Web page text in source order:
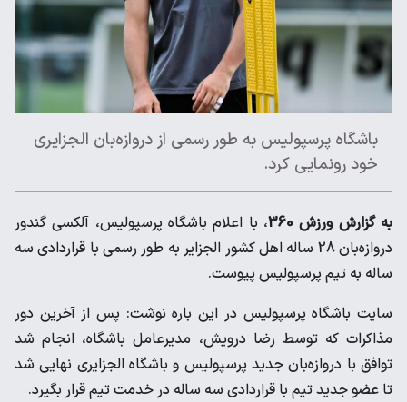
باشگاه پرسپولیس به طور رسمی از دروازه‌بان الجزایری
خود رونمایی کرد.
به گزارش ورزش 360
، با اعلام باشگاه پرسپولیس، آلکسی گندور
دروازه‌بان 28 ساله اهل کشور الجزایر به طور رسمی با قراردادی سه
ساله به تیم پرسپولیس پیوست.
سایت باشگاه پرسپولیس در این باره نوشت: پس از آخرین دور
مذاکرات که توسط رضا درویش، مدیرعامل باشگاه، انجام شد
توافق‌ با دروازه‌بان جدید پرسپولیس و باشگاه الجزایری نهایی شد
تا عضو جدید تیم با قراردادی سه ساله در خدمت تیم قرار بگیرد.